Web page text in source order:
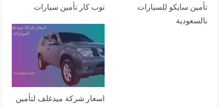
تأمين سايكو للسيارات
بالسعودية
توب كار تأمين سيارات
اسعار شركة ميدغلف لتأمين